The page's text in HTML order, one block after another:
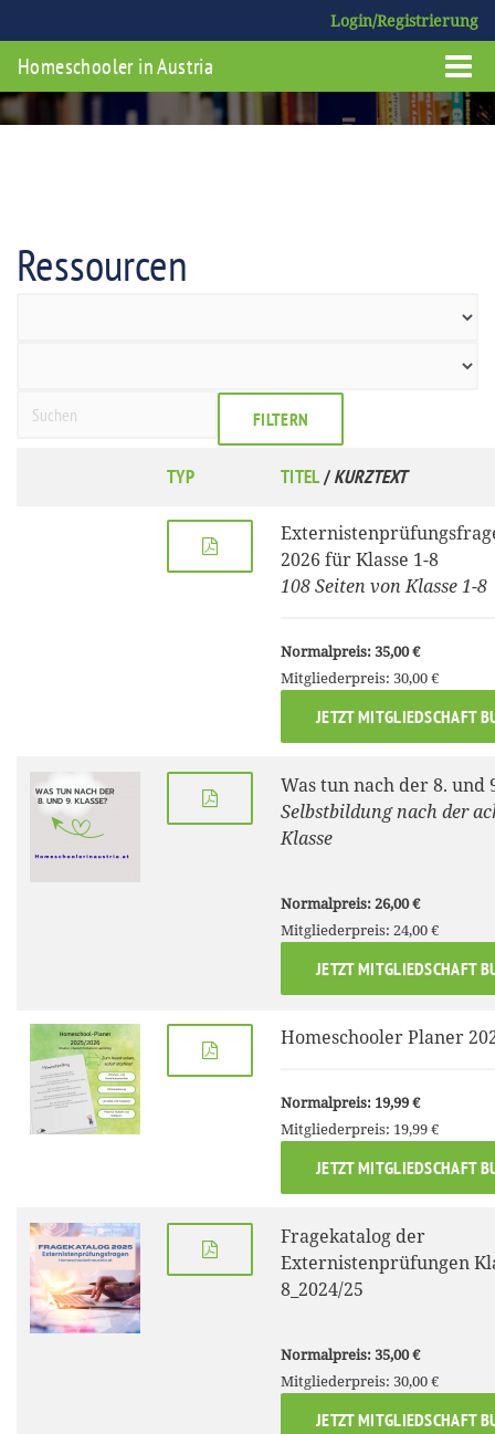
Login/Registrierung
Homeschooler in Austria
Ressourcen
FILTERN
TYP TITEL/KURZTEXT
2026 für Klasse 1-8
108 Seiten von Klasse 1-8
Normalpreis: 35,00 €
Mitgliederpreis: 30,00 €
JETZT MITGLIEDSCHAFT
Was tun nach der 8. und
Selbstbildung nach der
Klasse
Normalpreis: 26,00 €
Mitgliederpreis: 24,00 €
JETZT MITGLIEDSCHAFT
Homeschooler Planer
Normalpreis: 19,99 €
Mitgliederpreis: 19,99 €
JETZT MITGLIEDSCHAFT
Fragekatalog der
Externistenprüfungen
8_2024/25
Normalpreis: 35,00 €
Mitgliederpreis: 30,00 €
JETZT MITGLIEDSCHAFT